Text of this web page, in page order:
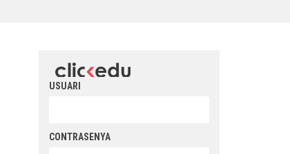
USUARI
CONTRASENYA